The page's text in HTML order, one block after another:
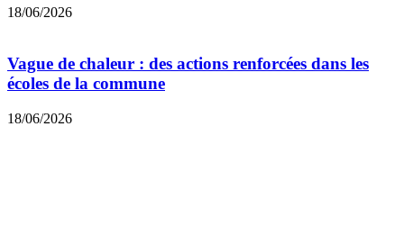
18/06/2026
Vague de chaleur : des actions renforcées dans les
écoles de la commune
18/06/2026